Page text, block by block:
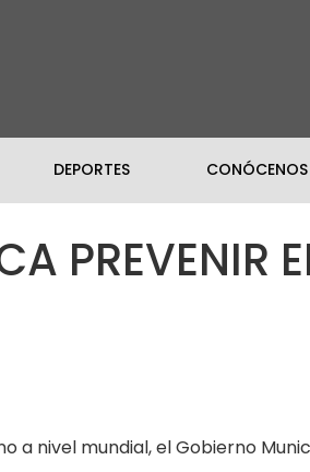
DEPORTES CONÓCENOS
PREVENIR
a nivel mundial, el Gobierno